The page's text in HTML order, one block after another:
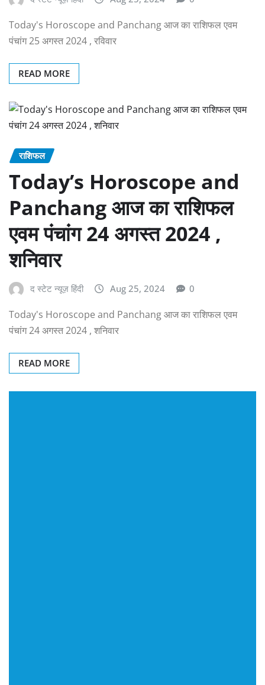
Today's Horoscope and Panchang आज का राशिफल एवम
पंचांग 25 अगस्त 2024 , रविवार
READ MORE
राशिफल
Today’s Horoscope and
Panchang आज का राशिफल
एवम पंचांग 24 अगस्त 2024 ,
शनिवार
द स्टेट न्यूज़ हिंदी Aug 25, 2024 0
Today's Horoscope and Panchang आज का राशिफल एवम
पंचांग 24 अगस्त 2024 , शनिवार
READ MORE